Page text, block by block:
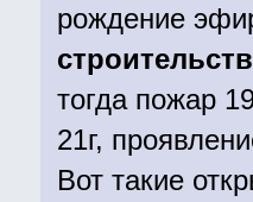
рождение
тогда пожар
21г,
Вот такие